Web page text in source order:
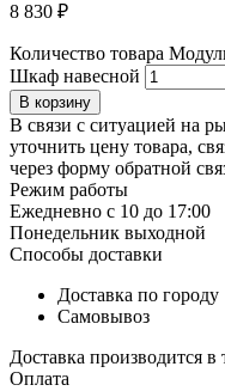
8 830 ₽
Количество товара
Шкаф навесной
В корзину
В связи с ситуацией на
уточнить цену товара,
через форму обратной
Режим работы
Ежедневно с 10 до 17:00
Понедельник выходной
Способы доставки
Доставка по городу
Самовывоз
Доставка производится в
Оплата